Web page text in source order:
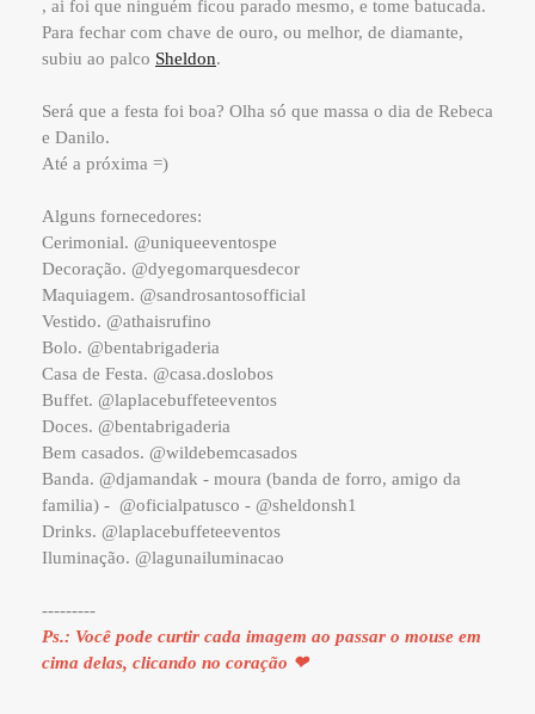
, ai foi que ninguém ficou parado mesmo, e tome batucada.
Para fechar com chave de ouro, ou melhor, de diamante,
subiu ao palco Sheldon.
Será que a festa foi boa? Olha só que massa o dia de Rebeca
e Danilo.
Até a próxima =)
Alguns fornecedores:
Cerimonial. @uniqueeventospe
Decoração. @dyegomarquesdecor
Maquiagem. @sandrosantosofficial
Vestido. @athaisrufino
Bolo. @bentabrigaderia
Casa de Festa. @casa.doslobos
Buffet. @laplacebuffeteeventos
Doces. @bentabrigaderia
Bem casados. @wildebemcasados
Banda. @djamandak - moura (banda de forro, amigo da
familia) - @oficialpatusco - @sheldonsh1
Drinks. @laplacebuffeteeventos
Iluminação. @lagunailuminacao
---------
Ps.: Você pode curtir cada imagem ao passar o mouse em
cima delas, clicando no coração ❤